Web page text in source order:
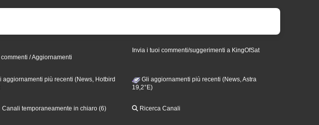
commenti / Aggiornamenti
Invia i tuoi commenti/suggerimenti a KingOfSat
aggiornamenti più recenti (News, Hotbird
Gli aggiornamenti più recenti (News, Astra
19,2°E)
Canali temporaneamente in chiaro (6) Ricerca Canali